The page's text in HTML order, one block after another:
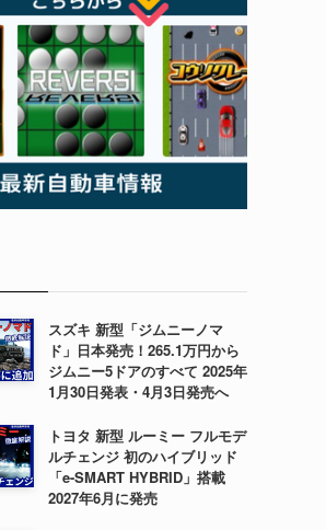
スズキ 新型「ジムニーノマ
ド」日本発売！265.1万円から
ジムニー5ドアのすべて 2025年
1月30日発表・4月3日発売へ
トヨタ 新型 ルーミー フルモデ
ルチェンジ 初のハイブリッド
「e-SMART HYBRID」搭載
2027年6月に発売